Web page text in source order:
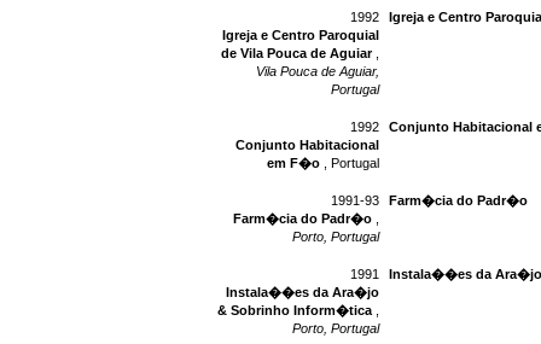
1992
Igreja e Centro Paroquial
de Vila Pouca de Aguiar,
Vila Pouca de Aguiar,
Portugal
Igreja e Centro
1992
Conjunto Habitacional
em F�o , Portugal
Conjunto Habitacional
1991-93
Farm�cia do Padr�o
Porto, Portugal
Farm�cia do Padr�o
1991
Instala��es da Ara�jo
& Sobrinho Inform�tica
Porto, Portugal
Instala��es da